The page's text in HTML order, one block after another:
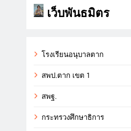
เว็บพันธมิตร
โรงเรียนอนุบาลตาก
สพป.ตาก เขต 1
สพฐ.
กระทรวงศึกษาธิการ